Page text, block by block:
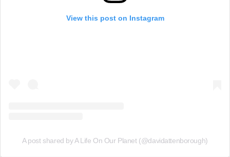
View this post on Instagram
A post shared by A Life On Our Planet (@davidattenborough)